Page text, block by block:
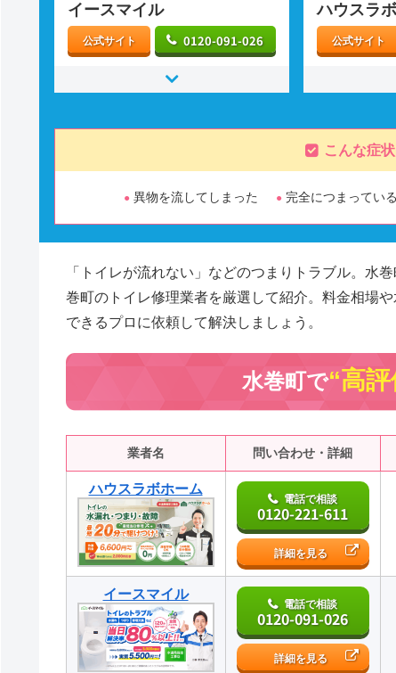
イースマイル
公式サイト 0120-091-026
ハウスラ
公式サイト
こんな症
異物を流してしまった 完全につまっている
「トイレが流れない」などのつまりトラブル。水
巻町のトイレ修理業者を厳選して紹介。料金相場
できるプロに依頼して解決しましょう。
水巻町で“高評
業者名 問い合わせ・詳細
ハウスラボホーム
電話で相談
0120-221-611
詳細を見る
イースマイル
電話で相談
0120-091-026
詳細を見る